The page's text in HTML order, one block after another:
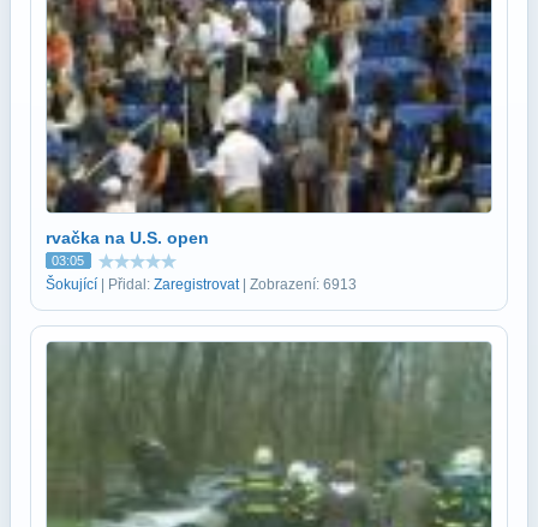
rvačka na U.S. open
03:05
Šokující | Přidal: Zaregistrovat| Zobrazení: 6913